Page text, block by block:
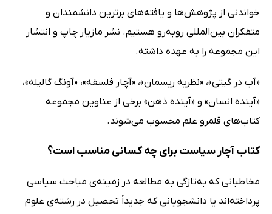
خواندنی از پژوهش‌ها و یافته‌های برترین دانشمندان و
متفکران بین‌المللی روبه‌رو هستیم. نشر مازیار چاپ و انتشار
این مجموعه را به عهده داشته.
«آب در گیتی»، «نظریه ریسمان»، «آچار فلسفه»، «آونگ گالیله»،
«آینده انسان» و «آینده ذهن» برخی از عناوین مجموعه
کتاب‌های قلمرو علم محسوب می‌شوند.
کتاب آچار سیاست برای چه کسانی مناسب است؟
مخاطبانی که به‌تازگی به مطالعه‌ در زمینه‌ی مباحث سیاسی
پرداخته‌اند یا دانشجویانی که جدیداً تحصیل در رشته‌ی علوم